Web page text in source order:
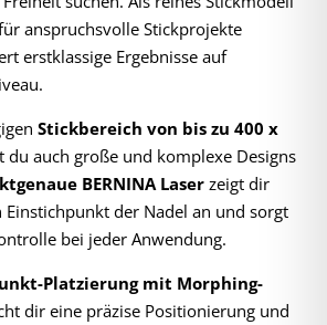
anspruchsvolle Stickprojekte
erstklassige Ergebnisse auf
Stickbereich von bis zu 400 x
du auch große und komplexe Designs
BERNINA Laser zeigt dir
Einstichpunkt der Nadel an und sorgt
bei jeder Anwendung.
Platzierung mit Morphing-
dir eine präzise Positionierung und